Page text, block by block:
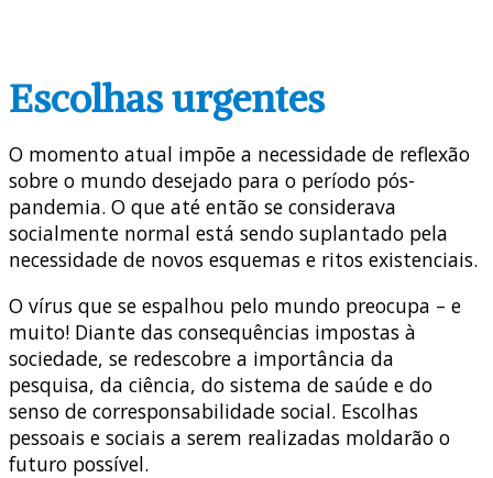
Escolhas urgentes
O momento atual impõe a necessidade de reflexão
sobre o mundo desejado para o período pós-
pandemia. O que até então se considerava
socialmente normal está sendo suplantado pela
necessidade de novos esquemas e ritos existenciais.
O vírus que se espalhou pelo mundo preocupa – e
muito! Diante das consequências impostas à
sociedade, se redescobre a importância da
pesquisa, da ciência, do sistema de saúde e do
senso de corresponsabilidade social. Escolhas
pessoais e sociais a serem realizadas moldarão o
futuro possível.